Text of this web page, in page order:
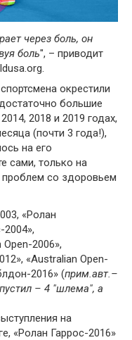
через боль, он
боль", – приводит
окрестили
большие
2018 и 2019 годах,
(почти 3 года!),
на его
сами, только на
проблем со здоровьем
«Ролан
2004»,
2006»,
«Australian Open-
2016» (прим.авт.–
– 4 "шлема", а
на
«Ролан Гаррос-2016»